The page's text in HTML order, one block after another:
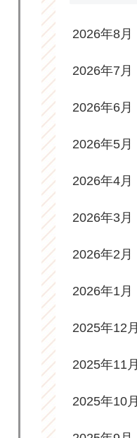
2026年8月
2026年7月
2026年6月
2026年5月
2026年4月
2026年3月
2026年2月
2026年1月
2025年12月
2025年11月
2025年10月